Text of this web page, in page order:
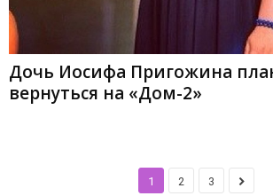
Дочь Иосифа Пригожина
вернуться на «Дом-2»
1 2 3